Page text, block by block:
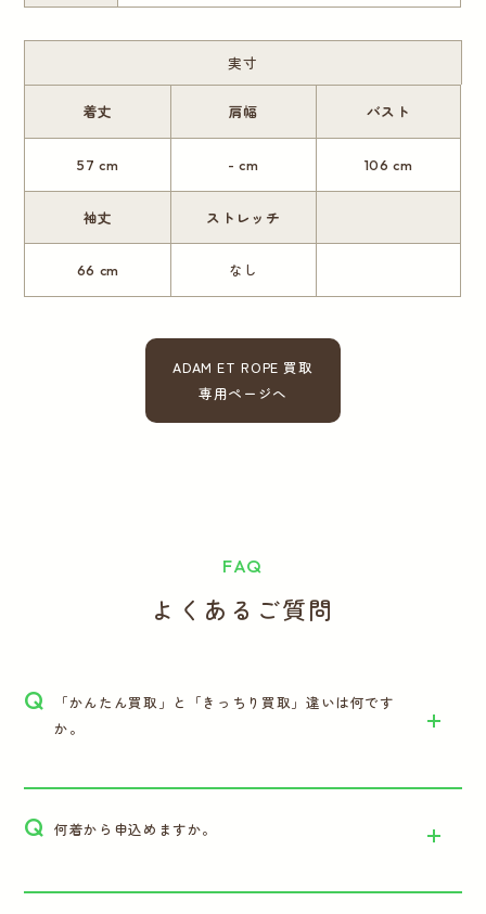
実寸
着丈
57 cm
肩幅
- cm
バスト
106 cm
袖丈
66 cm
ストレッチ
なし
ADAM ET ROPE 買取
専用ページへ
FAQ
よくあるご質問
Q
「かんたん買取」と「きっちり買取」違いは何です
か。
Q 何着から申込めますか。